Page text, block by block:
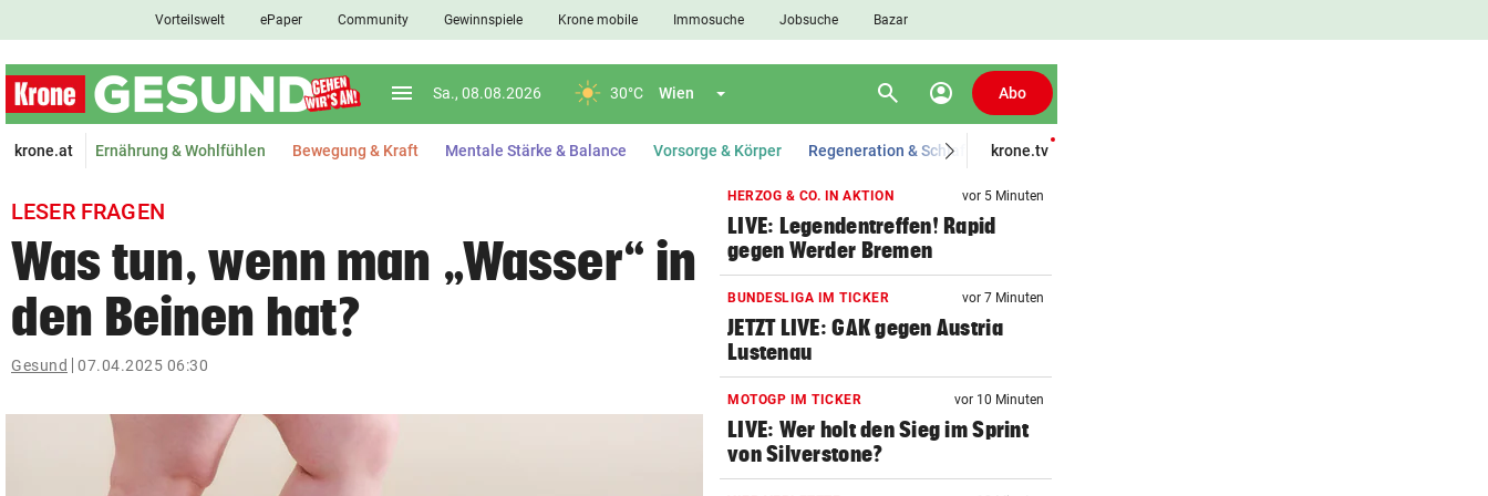
closeSchließen
Abonnieren
pin_drop
bookmark Merkliste
Suchbegriff
Vorteilswelt ePaper Community Gewinnspiele Krone mobile Immosuche Jobsuche Bazar
menu Menü aufklappen
Sa., 08.08.2026 30°C Wien Menü aufklappen search Suchen
account_circle Abo
krone.at Ernährung & Wohlfühlen Bewegung & Kraft Mentale Stärke & Balance Vorsorge & Körper Regeneration & Schlaf Patientenberichte
krone.tv
LESER FRAGEN
Was tun, wenn man „Wasser“ in
den Beinen hat?
Gesund 07.04.2025 06:30
HERZOG & CO. IN AKTION vor 5 Minuten
LIVE: Legendentreffen! Rapid
gegen Werder Bremen
BUNDESLIGA IM TICKER vor 7 Minuten
JETZT LIVE: GAK gegen Austria
Lustenau
MOTOGP IM TICKER vor 10 Minuten
LIVE: Wer holt den Sieg im Sprint
von Silverstone?